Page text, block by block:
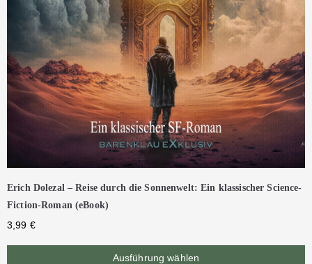
Erich Dolezal – Reise durch die Sonnenwelt: Ein klassischer Science-
Fiction-Roman (eBook)
3,99 €
Ausführung wählen